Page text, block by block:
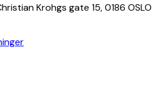
Krohgs gate 15, 0186 OSLO